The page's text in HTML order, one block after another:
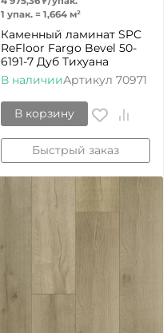
1 упак. = 1,664 м²
Каменный ламинат SPC
ReFloor Fargo Bevel 50-
6191-7 Дуб Тихуана
В наличииАртикул 70971
В корзину
Быстрый заказ